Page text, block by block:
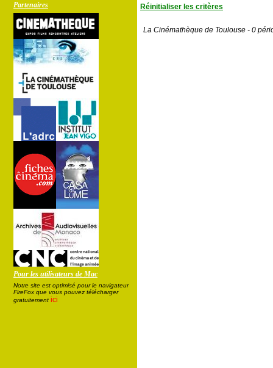
Partenaires
Pour les utilisateurs de Mac
Notre site est optimisé pour le navigateur
FireFox que vous pouvez télécharger
gratuitement ici
Réinitialiser les critères
La Cinémathèque de Toulouse - 0